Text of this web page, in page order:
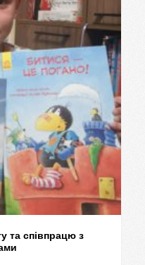
та співпрацю з